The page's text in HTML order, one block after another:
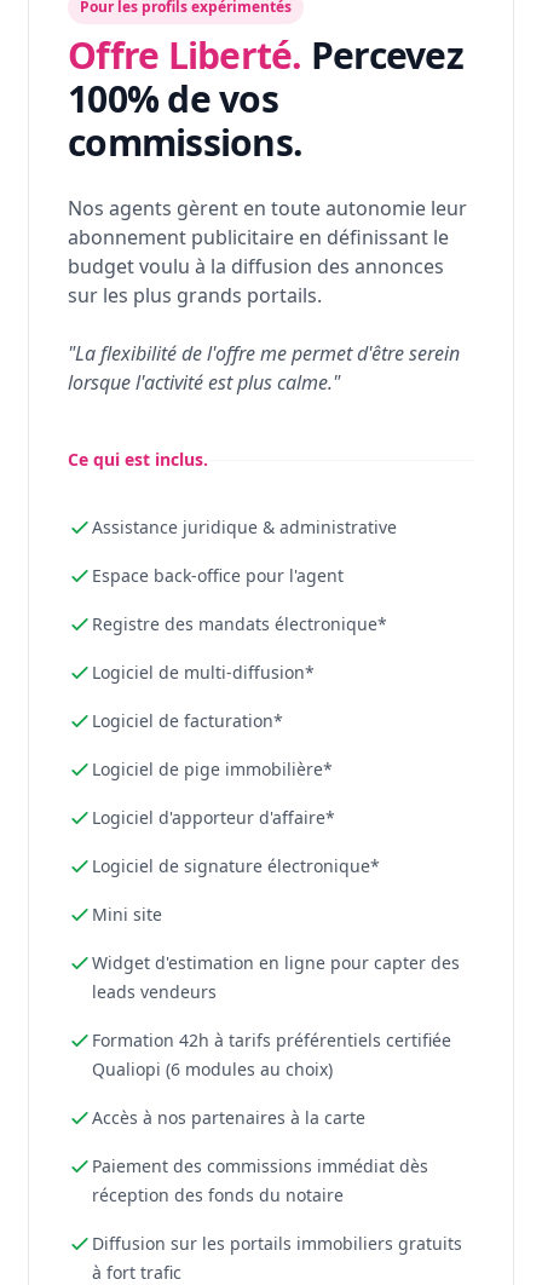
Pour les profils expérimentés
Offre Liberté. Percevez
100% de vos
commissions.
Nos agents gèrent en toute autonomie leur
abonnement publicitaire en définissant le
budget voulu à la diffusion des annonces
sur les plus grands portails.
"La flexibilité de l'offre me permet d'être serein
lorsque l'activité est plus calme."
Ce qui est inclus.
Assistance juridique & administrative
Espace back-office pour l'agent
Registre des mandats électronique*
Logiciel de multi-diffusion*
Logiciel de facturation*
Logiciel de pige immobilière*
Logiciel d'apporteur d'affaire*
Logiciel de signature électronique*
Mini site
Widget d'estimation en ligne pour capter des
leads vendeurs
Formation 42h à tarifs préférentiels certifiée
Qualiopi (6 modules au choix)
Accès à nos partenaires à la carte
Paiement des commissions immédiat dès
réception des fonds du notaire
Diffusion sur les portails immobiliers gratuits
à fort trafic